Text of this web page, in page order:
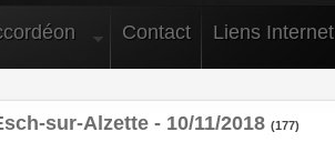
Contact Liens Internet
sur-Alzette - 10/11/2018 (177)